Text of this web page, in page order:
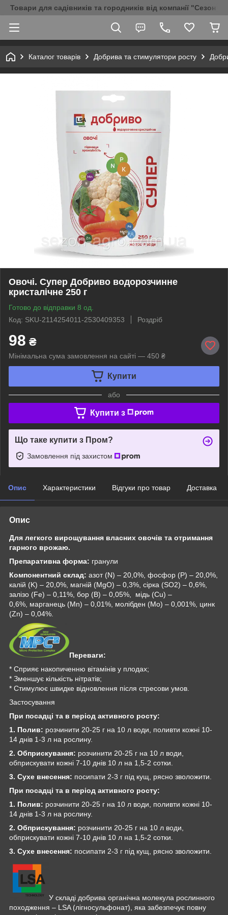
Товари для садівників та городників від компанії "Сезон
Каталог товарів Добрива та стимулятори росту
Овочі. Супер Добриво водорозчинне
кристалічне 250 г
Готово до відправки 8 од.
Код: SKU-2114254011-2530409353
Роздріб
98 ₴
Мінімальна сума замовлення на сайті — 450 ₴
Купити
або
Купити з
Що таке купити з Пром?
Замовлення під захистом
Опис Характеристики Відгуки про товар Доставка
Опис
Для легкого вирощування власних овочів та отримання
гарного врожаю.
Препаративна форма: гранули
Компонентний склад: азот (N) – 20,0%, фосфор (P) – 20,0%,
калій (K) – 20,0%, магній (MgO) – 0,3%, сірка (SO2) – 0,6%,
залізо (Fe) – 0,11%, бор (В) – 0,05%, мідь (Cu) –
0,6%, марганець (Mn) – 0,01%, молібден (Mo) – 0,001%, цинк
(Zn) – 0,04%.
Переваги:
* Сприяє накопиченню вітамінів у плодах;
* Зменшує кількість нітратів;
* Стимулює швидке відновлення після стресови умов.
Застосування
При посадці та в період активного росту:
1. Полив: розчинити 20-25 г на 10 л води, поливти кожні 10-
14 днів 1-3 л на рослину.
2. Обприскування: розчинити 20-25 г на 10 л води,
обприскувати кожні 7-10 днів 10 л на 1,5-2 сотки.
3. Сухе внесення: посипати 2-3 г під кущ, рясно зволожити.
При посадці та в період активного росту:
1. Полив: розчинити 20-25 г на 10 л води, поливти кожні 10-
14 днів 1-3 л на рослину.
2. Обприскування: розчинити 20-25 г на 10 л води,
обприскувати кожні 7-10 днів 10 л на 1,5-2 сотки.
3. Сухе внесення: посипати 2-3 г під кущ, рясно зволожити.
У складі добрива органічна молекула рослинного
походження – LSA (лігносульфонат), яка забезпечує повну